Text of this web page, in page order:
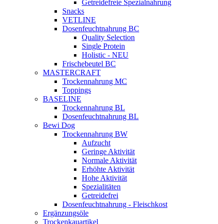
Getreidefreie Spezialnahrung
Snacks
VETLINE
Dosenfeuchtnahrung BC
Quality Selection
Single Protein
Holistic - NEU
Frischebeutel BC
MASTERCRAFT
Trockennahrung MC
Toppings
BASELINE
Trockennahrung BL
Dosenfeuchtnahrung BL
Bewi Dog
Trockennahrung BW
Aufzucht
Geringe Aktivität
Normale Aktivität
Erhöhte Aktivität
Hohe Aktivität
Spezialitäten
Getreidefrei
Dosenfeuchtnahrung - Fleischkost
Ergänzungsöle
Trockenkauartikel